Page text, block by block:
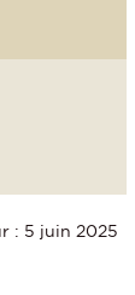
: 5 juin 2025